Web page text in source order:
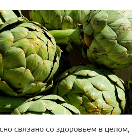
связано со здоровьем в целом,